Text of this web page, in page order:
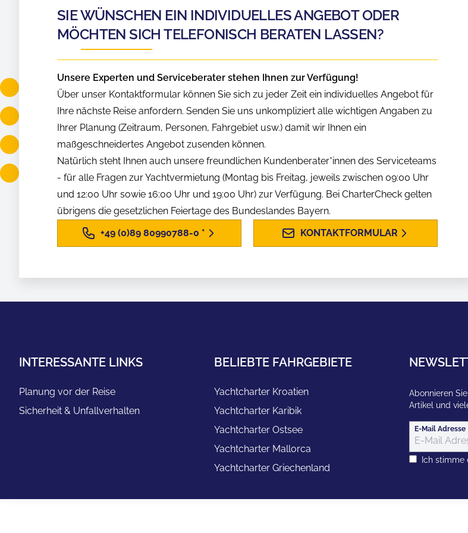
SIE WÜNSCHEN EIN INDIVIDUELLES ANGEBOT ODER
MÖCHTEN SICH TELEFONISCH BERATEN LASSEN?
Unsere Experten und Serviceberater stehen Ihnen zur Verfügung!
Über unser Kontaktformular können Sie sich zu jeder Zeit ein individuelles Angebot für
Ihre nächste Reise anfordern. Senden Sie uns unkompliziert alle wichtigen Angaben zu
Ihrer Planung (Zeitraum, Personen, Fahrgebiet usw.) damit wir Ihnen ein
maßgeschneidertes Angebot zusenden können.
Natürlich steht Ihnen auch unsere freundlichen Kundenberater*innen des Serviceteams
- für alle Fragen zur Yachtvermietung (Montag bis Freitag, jeweils zwischen 09:00 Uhr
und 12:00 Uhr sowie 16:00 Uhr und 19:00 Uhr) zur Verfügung. Bei CharterCheck gelten
übrigens die gesetzlichen Feiertage des Bundeslandes Bayern.
+49 (0)89 80990788-0 * KONTAKTFORMULAR
INTERESSANTE LINKS
Planung vor der Reise
Sicherheit & Unfallverhalten
BELIEBTE FAHRGEBIETE
Yachtcharter Kroatien
Yachtcharter Karibik
Yachtcharter Ostsee
Yachtcharter Mallorca
Yachtcharter Griechenland
Abonnieren
Artikel und
E-Mail Adresse
Ich stimme